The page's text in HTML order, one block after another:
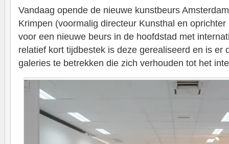
Vandaag opende de nieuwe kunstbeurs
Krimpen (voormalig directeur Kunsthal en
voor een nieuwe beurs in de hoofdstad met
relatief kort tijdbestek is deze gerealiseerd en is er
galeries te betrekken die zich verhouden tot het